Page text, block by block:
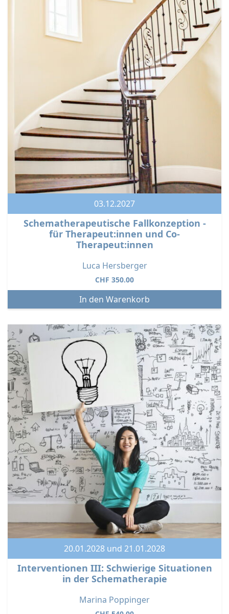
03.12.2027
Schematherapeutische Fallkonzeption -
für Therapeut:innen und Co-
Therapeut:innen
Luca Hersberger
CHF 350.00
20.01.2028 und 21.01.2028
Interventionen III: Schwierige Situationen
in der Schematherapie
Marina Poppinger